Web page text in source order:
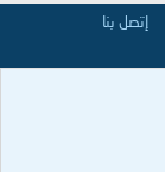
إتصل بنا